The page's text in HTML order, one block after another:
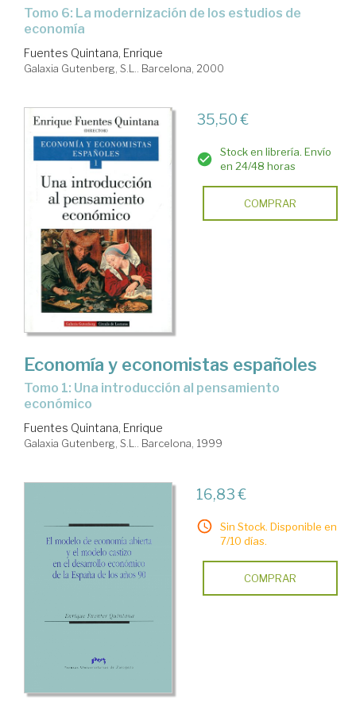
Tomo 6: La modernización de los estudios de
economía
Fuentes Quintana, Enrique
Galaxia Gutenberg, S.L.. Barcelona, 2000
35,50 €
Stock en librería. Envío
en 24/48 horas
COMPRAR
Economía y economistas españoles
Tomo 1: Una introducción al pensamiento
económico
Fuentes Quintana, Enrique
Galaxia Gutenberg, S.L.. Barcelona, 1999
16,83 €
Sin Stock. Disponible en
7/10 días.
COMPRAR